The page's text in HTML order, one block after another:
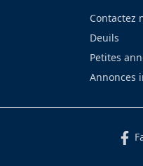
Contactez
Deuils
Petites
Annonces